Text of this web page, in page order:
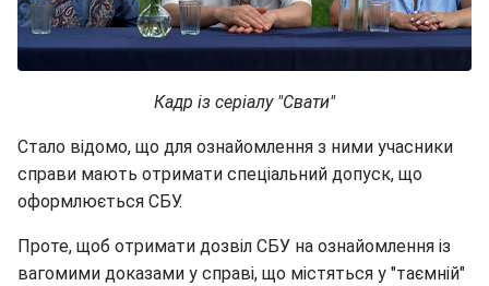
Кадр із серіалу "Свати"
Стало відомо, що для ознайомлення з ними учасники
справи мають отримати спеціальний допуск, що
оформлюється СБУ.
Проте, щоб отримати дозвіл СБУ на ознайомлення із
вагомими доказами у справі, що містяться у "таємній"